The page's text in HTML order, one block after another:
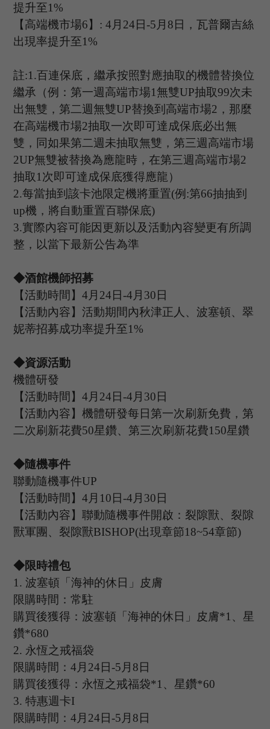
提升至1%
【高端機市場6】 : 4 月 24日-5 月 8日，瓦普爾吉絲
出現率提升至1%
註:1.百連保底，繼承按照對應抽取的機體替換位
繼承（例：第一週高端市場1 無雙UP抽取99次未
出無雙，第二週無雙UP替換到高端市場2 ，那麼
在高端機市場2抽取一次即可達成保底必出無
雙，同如果第二週未抽取無雙，第三週高端市場
2UP無雙被替換為應龍時，在第三週高端市場2
抽取 1 次即可達成保底獲得應龍）
2.每當抽到該卡池限定機將重置(例 :第66抽抽到
up機，將自動重置百聯保底)
3.實際內容可能因更新以及活動內容變更有所調
整，以當下最新公告為準
◆酒館機師招募
【活動時間】4 月 24日-4 月 30日
【活動內容】活動期間內秋津正人、波塞頓、翠
妮蒂招募成功率提升至1%
◆資源活動
機體研發
【活動時間】4 月 24日-4 月 30日
【活動內容】機體研發每日第一次刷新免費，第
二次刷新花費50星鑽、第三次刷新花費150星鑽
◆隨機事件
聯動隨機事件UP
【活動時間】4月10日-4月30日
【活動內容】聯動隨機事件開啟：裂隙獸、裂隙
獸軍團、裂隙獸BISHOP(出現章節18~54章節)
◆限時禮包
1 . 波塞頓「海神的休日」皮膚
限購時間：常駐
購買後獲得：波塞頓「海神的休日」皮膚*1、星
鑽*680
2. 永恆之戒福袋
限購時間：4 月 24日-5 月 8日
購買後獲得：永恆之戒福袋*1、星鑽*60
3. 特惠週卡I
限購時間：4 月 24日-5 月 8日